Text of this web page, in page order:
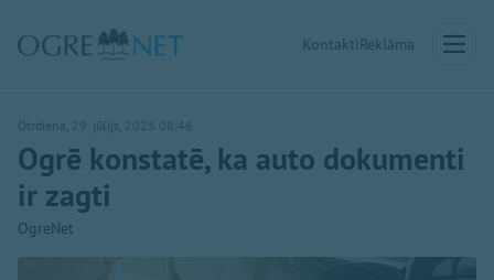
KontaktiReklāma
Otrdiena, 29. jūlijs, 2025 08:46
Ogrē konstatē, ka auto dokumenti
ir zagti
OgreNet